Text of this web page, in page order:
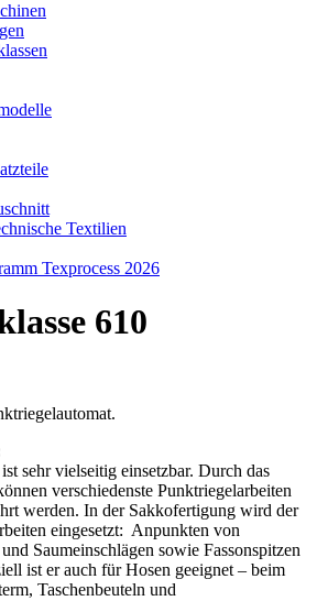
Textilien
Texprocess 2026
610
sehr vielseitig einsetzbar. Durch das
verschiedenste Punktriegelarbeiten
werden. In der Sakkofertigung wird der
eingesetzt: Anpunkten von
Saumeinschlägen sowie Fassonspitzen
ist er auch für Hosen geeignet – beim
Taschenbeuteln und